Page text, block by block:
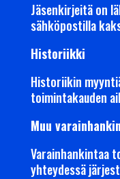
Jäsenkirjeitä on
sähköpostilla
Historiikki
Historiikin
toimintakauden
Muu
Varainhankintaa
yhteydessä